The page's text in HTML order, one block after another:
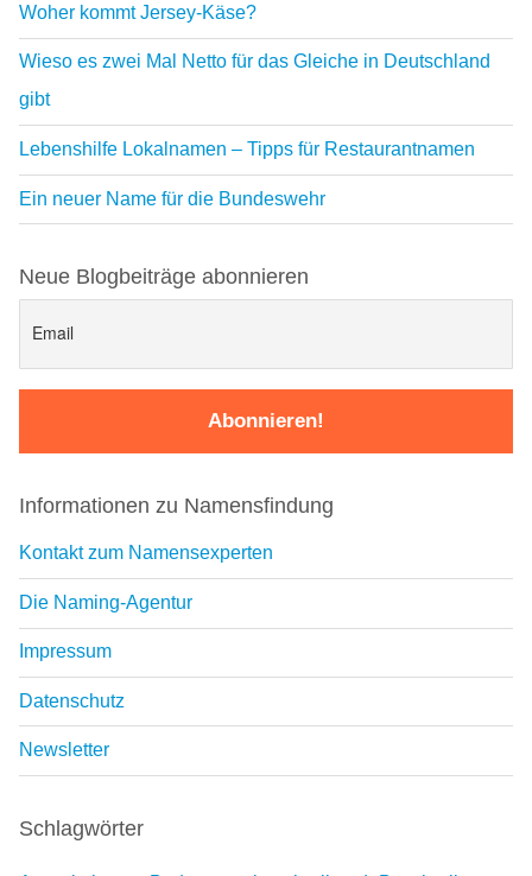
Woher kommt Jersey-Käse?
Wieso es zwei Mal Netto für das Gleiche in Deutschland
gibt
Lebenshilfe Lokalnamen – Tipps für Restaurantnamen
Ein neuer Name für die Bundeswehr
Neue Blogbeiträge abonnieren
Informationen zu Namensfindung
Kontakt zum Namensexperten
Die Naming-Agentur
Impressum
Datenschutz
Newsletter
Schlagwörter